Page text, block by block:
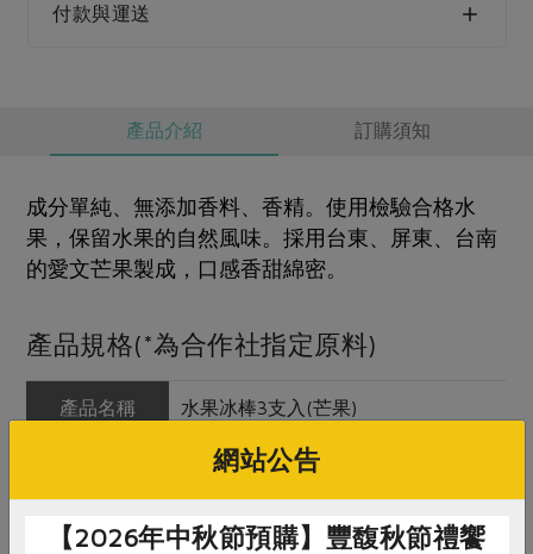
付款與運送
產品介紹 訂購須知
成分單純、無添加香料、香精。使用檢驗合格水
果，保留水果的自然風味。採用台東、屏東、台南
的愛文芒果製成，口感香甜綿密。
產品規格(*為合作社指定原料)
產品名稱 水果冰棒3支入(芒果)
春一枝有限公司
網站公告
【2026年中秋節預購】豐馥秋節禮饗